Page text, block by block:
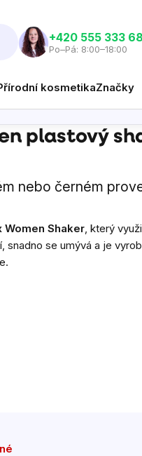
‭+420 555 333
Po–Pá: 8:00–18:00
kosmetikaZnačky
plastový
nebo černém
Women Shaker, který
snadno se umývá a je